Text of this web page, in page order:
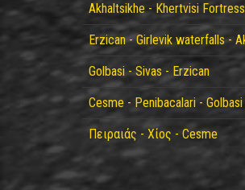
Akhaltsikhe - Khertvisi
Erzican - Girlevik waterfalls -
Golbasi - Sivas - Erzican
Cesme - Penibacalari - Golbasi
Πειραιάς - Χίος - Cesme